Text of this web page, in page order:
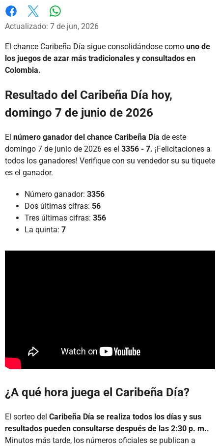
Facebook
X
Actualizado: 7 de jun, 2026
El chance Caribeña Día sigue consolidándose como uno de
los juegos de azar más tradicionales y consultados en
Colombia.
Resultado del Caribeña Día hoy,
domingo 7 de junio de 2026
El número ganador del chance Caribeña Día de este
domingo 7 de junio de 2026 es el 3356 - 7. ¡Felicitaciones a
todos los ganadores! Verifique con su vendedor su su tiquete
es el ganador.
Número ganador: 3356
Dos últimas cifras: 56
Tres últimas cifras: 356
La quinta: 7
¿A qué hora juega el Caribeña Día?
El sorteo del Caribeña Día se realiza todos los días y sus
resultados pueden consultarse después de las 2:30 p. m..
Minutos más tarde, los números oficiales se publican a